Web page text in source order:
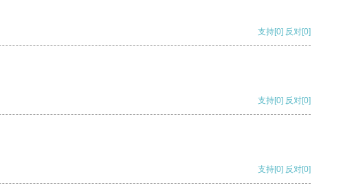
支持[0] 反对[0]
支持[0] 反对[0]
支持[0] 反对[0]